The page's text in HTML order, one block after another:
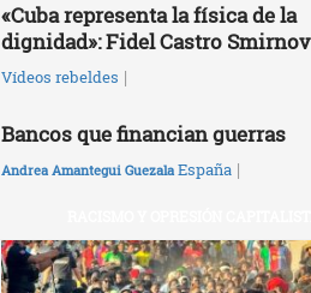
«Cuba representa la física de la
dignidad»: Fidel Castro Smirnov
Vídeos rebeldes |
Bancos que financian guerras
Andrea Amantegui Guezala España |